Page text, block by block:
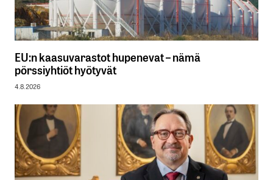
EU:n kaasuvarastot hupenevat – nämä
pörssiyhtiöt hyötyvät
4.8.2026